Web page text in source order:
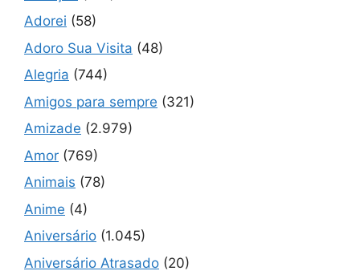
Adorei (58)
Adoro Sua Visita (48)
Alegria (744)
Amigos para sempre (321)
Amizade (2.979)
Amor (769)
Animais (78)
Anime (4)
Aniversário (1.045)
Aniversário Atrasado (20)